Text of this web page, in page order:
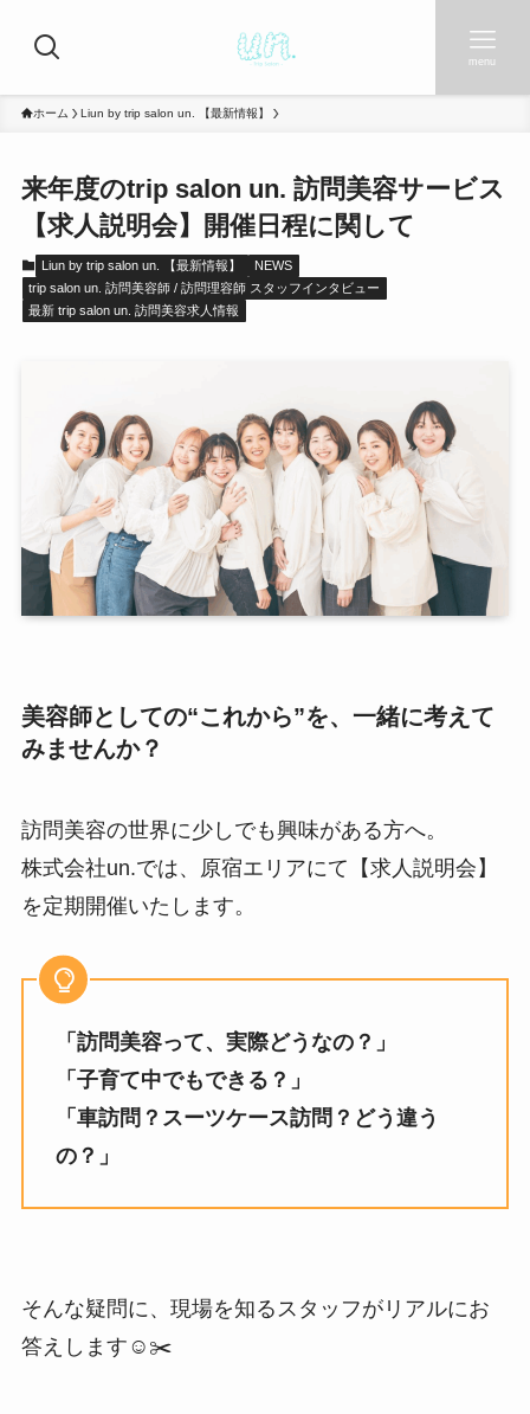
menu
ホーム Liun by trip salon un. 【最新情報】
来年度のtrip salon un. 訪問美容サービス
【求人説明会】開催日程に関して
Liun by trip salon un. 【最新情報】
NEWS
trip salon un. 訪問美容師 / 訪問理容師 スタッフインタビュー
最新 trip salon un. 訪問美容求人情報
美容師としての“これから”を、一緒に考えて
みませんか？
訪問美容の世界に少しでも興味がある方へ。
株式会社un.では、原宿エリアにて【求人説明会】
を定期開催いたします。
「訪問美容って、実際どうなの？」
「子育て中でもできる？」
「車訪問？スーツケース訪問？どう違う
の？」
そんな疑問に、現場を知るスタッフがリアルにお
答えします☺️✂️